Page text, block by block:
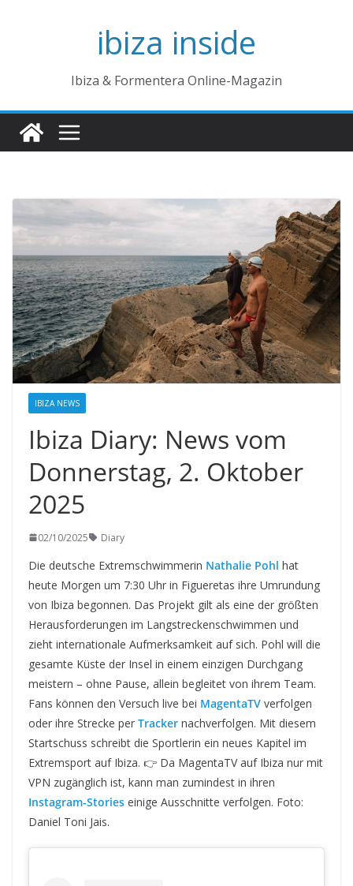
ibiza inside
Ibiza & Formentera Online-Magazin
IBIZA NEWS
Ibiza Diary: News vom
Donnerstag, 2. Oktober
2025
02/10/2025 Diary
Die deutsche Extremschwimmerin Nathalie Pohl hat
heute Morgen um 7:30 Uhr in Figueretas ihre Umrundung
von Ibiza begonnen. Das Projekt gilt als eine der größten
Herausforderungen im Langstreckenschwimmen und
zieht internationale Aufmerksamkeit auf sich. Pohl will die
gesamte Küste der Insel in einem einzigen Durchgang
meistern – ohne Pause, allein begleitet von ihrem Team.
Fans können den Versuch live bei MagentaTV verfolgen
oder ihre Strecke per Tracker nachverfolgen. Mit diesem
Startschuss schreibt die Sportlerin ein neues Kapitel im
Extremsport auf Ibiza. 👉 Da MagentaTV auf Ibiza nur mit
VPN zugänglich ist, kann man zumindest in ihren
Instagram-Stories einige Ausschnitte verfolgen. Foto:
Daniel Toni Jais.